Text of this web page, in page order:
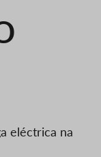
eléctrica na